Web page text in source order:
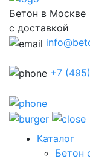
Бетон в Москве
с доставкой
+7
Каталог
Бетон